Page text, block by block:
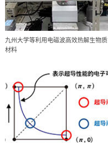
九州大学等利用电磁波高效热解生物质
材料